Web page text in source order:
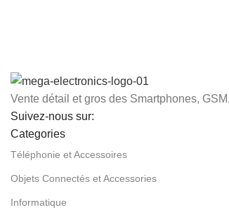
Vente détail et gros des Smartphones,
Suivez-nous sur:
Categories
Téléphonie et Accessoires
Objets Connectés et Accessories
Informatique